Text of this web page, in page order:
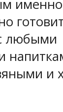
любыми
и